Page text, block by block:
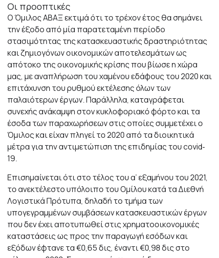
Οι προοπτικές
Ο Όμιλος ΑΒΑΞ εκτιμά ότι το τρέχον έτος θα σημάνει
την έξοδο από μία παρατεταμένη περίοδο
στασιμότητας της κατασκευαστικής δραστηριότητας
και ζημιογόνων οικονομικών αποτελεσμάτων ως
απότοκο της οικονομικής κρίσης που βίωσε η χώρα
μας, με αναπλήρωση του χαμένου εδάφους του 2020 και
επιτάχυνση του ρυθμού εκτέλεσης όλων των
παλαιότερων έργων. Παράλληλα, καταγράφεται
συνεχής ανάκαμψη στον κυκλοφοριακό φόρτο και τα
έσοδα των παραχωρήσεων στις οποίες συμμετέχει ο
Όμιλος και είχαν πληγεί το 2020 από τα διοικητικά
μέτρα για την αντιμετώπιση της επιδημίας του covid‐
19.
Επισημαίνεται ότι στο τέλος του α’ εξαμήνου του 2021,
το ανεκτέλεστο υπόλοιπο του Ομίλου κατά τα Διεθνή
Λογιστικά Πρότυπα, δηλαδή το τμήμα των
υπογεγραμμένων συμβάσεων κατασκευαστικών έργων
που δεν έχει αποτυπωθεί στις χρηματοοικονομικές
καταστάσεις ως προς την παραγωγή εσόδων και
εξόδων έφτανε τα €0,65 δις, έναντι €0,98 δις στο